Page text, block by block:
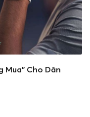
Mua” Cho Dân